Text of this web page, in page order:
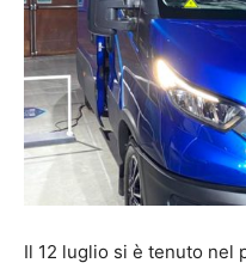
Il 12 luglio si è tenuto nel